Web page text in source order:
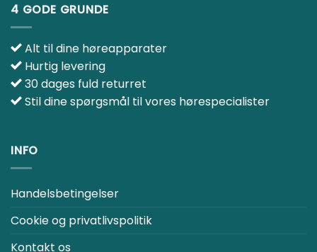
4 GODE GRUNDE
Alt til dine høreapparater
Hurtig levering
30 dages fuld returret
Stil dine spørgsmål til vores hørespecialister
INFO
Handelsbetingelser
Cookie og privatlivspolitik
Kontakt os